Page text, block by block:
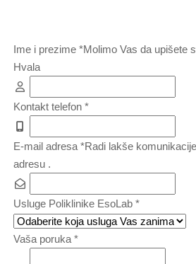
Ime i prezime *Molimo Vas da upišete
Hvala
Kontakt telefon *
E-mail adresa *Radi lakše
adresu .
Usluge Poliklinike EsoLab *
Vaša poruka *